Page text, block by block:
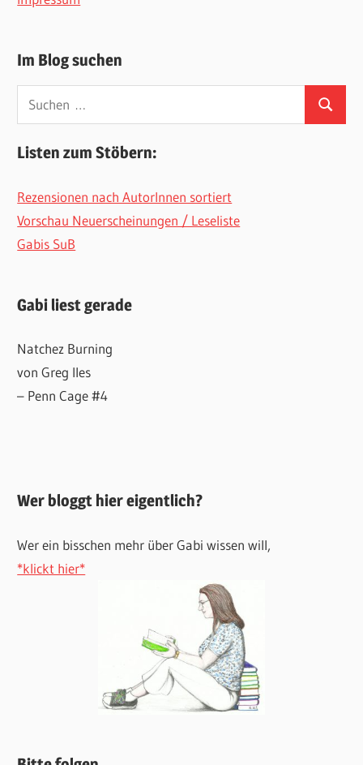
Im Blog suchen
Suchen
nach:
Suchen
Listen zum Stöbern:
Rezensionen nach AutorInnen sortiert
Vorschau Neuerscheinungen / Leseliste
Gabis SuB
Gabi liest gerade
Natchez Burning
von Greg Iles
– Penn Cage #4
Wer bloggt hier eigentlich?
Wer ein bisschen mehr über Gabi wissen will,
*klickt hier*